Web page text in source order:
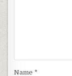
Name *